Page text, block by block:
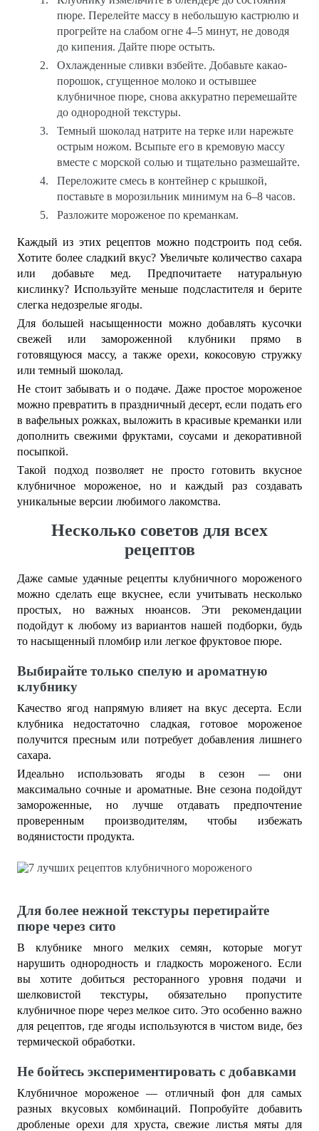
пюре. Перелейте массу в небольшую кастрюлю и
прогрейте на слабом огне 4–5 минут, не доводя
до кипения. Дайте пюре остыть.
Охлажденные сливки взбейте. Добавьте какао-
порошок, сгущенное молоко и остывшее
клубничное пюре, снова аккуратно перемешайте
до однородной текстуры.
Темный шоколад натрите на терке или нарежьте
острым ножом. Всыпьте его в кремовую массу
вместе с морской солью и тщательно размешайте.
Переложите смесь в контейнер с крышкой,
поставьте в морозильник минимум на 6–8 часов.
Разложите мороженое по креманкам.
Каждый из этих рецептов можно подстроить под себя.
Хотите более сладкий вкус? Увеличьте количество сахара
или добавьте мед. Предпочитаете натуральную
кислинку? Используйте меньше подсластителя и берите
слегка недозрелые ягоды.
Для большей насыщенности можно добавлять кусочки
свежей или замороженной клубники прямо в
готовящуюся массу, а также орехи, кокосовую стружку
или темный шоколад.
Не стоит забывать и о подаче. Даже простое мороженое
можно превратить в праздничный десерт, если подать его
в вафельных рожках, выложить в красивые креманки или
дополнить свежими фруктами, соусами и декоративной
посыпкой.
Такой подход позволяет не просто готовить вкусное
клубничное мороженое, но и каждый раз создавать
уникальные версии любимого лакомства.
Несколько советов для всех
рецептов
Даже самые удачные рецепты клубничного мороженого
можно сделать еще вкуснее, если учитывать несколько
простых, но важных нюансов. Эти рекомендации
подойдут к любому из вариантов нашей подборки, будь
то насыщенный пломбир или легкое фруктовое пюре.
Выбирайте только спелую и ароматную
клубнику
Качество ягод напрямую влияет на вкус десерта. Если
клубника недостаточно сладкая, готовое мороженое
получится пресным или потребует добавления лишнего
сахара.
Идеально использовать ягоды в сезон — они
максимально сочные и ароматные. Вне сезона подойдут
замороженные, но лучше отдавать предпочтение
проверенным производителям, чтобы избежать
водянистости продукта.
Для более нежной текстуры перетирайте
пюре через сито
В клубнике много мелких семян, которые могут
нарушить однородность и гладкость мороженого. Если
вы хотите добиться ресторанного уровня подачи и
шелковистой текстуры, обязательно пропустите
клубничное пюре через мелкое сито. Это особенно важно
для рецептов, где ягоды используются в чистом виде, без
термической обработки.
Не бойтесь экспериментировать с добавками
Клубничное мороженое — отличный фон для самых
разных вкусовых комбинаций. Попробуйте добавить
дробленые орехи для хруста, свежие листья мяты для